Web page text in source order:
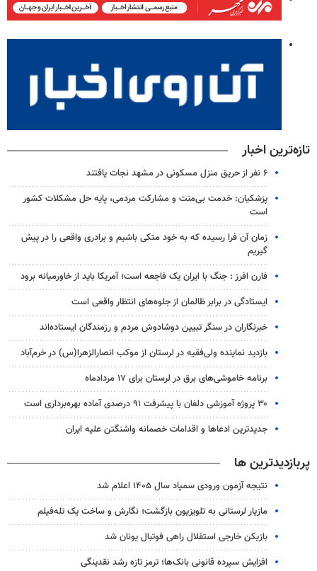
تازه‌ترین اخبار
۶ نفر از حریق منزل مسکونی در مشهد نجات یافتند
پزشکیان: خدمت بی‌منت و مشارکت مردمی، پایه حل مشکلات کشور
است
زمان آن فرا رسیده که به خود متکی باشیم و برادری واقعی را در پیش
گیریم
فارن افرز : جنگ با ایران یک فاجعه است؛ آمریکا باید از خاورمیانه برود
ایستادگی در برابر ظالمان از جلوه‌های انتظار واقعی است
خبرنگاران در سنگر تبیین دوشادوش مردم و رزمندگان ایستاده‌اند
بازدید نماینده ولی‌فقیه در لرستان از موکب انصارالزهرا(س) در خرم‌آباد
برنامه خاموشی‌های برق در لرستان برای ۱۷ مردادماه
۳۰ پروژه آموزشی دلفان با پیشرفت ۹۱ درصدی آماده بهره‌برداری است
جدیدترین ادعاها و اقدامات خصمانه واشنگتن علیه ایران
پربازدیدترین ها
نتیجه آزمون ورودی سمپاد سال ۱۴۰۵ اعلام شد
مازیار لرستانی به تلویزیون بازگشت؛ نگارش و ساخت یک تله‌فیلم
بازیکن خارجی استقلال راهی فوتبال یونان شد
افزایش سپرده قانونی بانک‌ها؛ ترمز تازه رشد نقدینگی